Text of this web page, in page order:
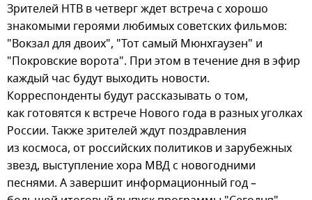
Зрителей НТВ в четверг ждет встреча с хорошо
знакомыми героями любимых советских фильмов:
"Вокзал для двоих", "Тот самый Мюнхгаузен" и
"Покровские ворота". При этом в течение дня в эфир
каждый час будут выходить новости.
Корреспонденты будут рассказывать о том,
как готовятся к встрече Нового года в разных уголках
России. Также зрителей ждут поздравления
из космоса, от российских политиков и зарубежных
звезд, выступление хора МВД с новогодними
песнями. А завершит информационный год –